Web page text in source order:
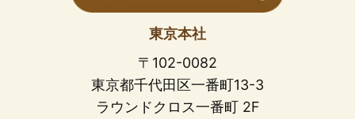
東京本社
〒102-0082
東京都千代田区一番町13-3
ラウンドクロス一番町 2F